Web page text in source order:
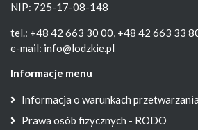
NIP: 725-17-08-148
tel.: +48 42 663 30 00, +48 42 663 33
e-mail: info@lodzkie.pl
Informacje menu
Informacja o warunkach
Prawa osób fizycznych - RODO